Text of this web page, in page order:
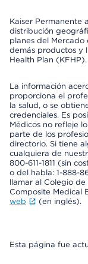
Kaiser Permanente
distribución
planes del Mercado
demás productos y
Health Plan (KFHP).
La información
proporciona el
la salud, o se
credenciales. Es
Médicos no refleje
parte de los
directorio. Si tiene
cualquiera de
800-611-1811 (sin
o del habla: 1-888-
llamar al Colegio
Composite Medical
web
(en inglés).
Esta página fue